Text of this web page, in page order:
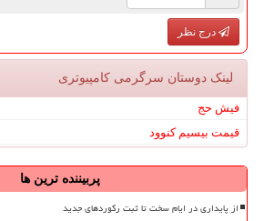
درج نظر
لینک دوستان سرگرمی كامپیوتری
فیش حج
قیمت بیسیم کنوود
پربیننده ترین ها
از پایداری در ایام سخت تا ثبت رکوردهای جدید